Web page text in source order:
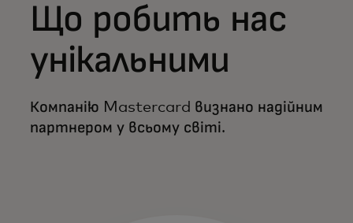
Що робить нас
унікальними
Компанію Mastercard визнано надійним
партнером у всьому світі.